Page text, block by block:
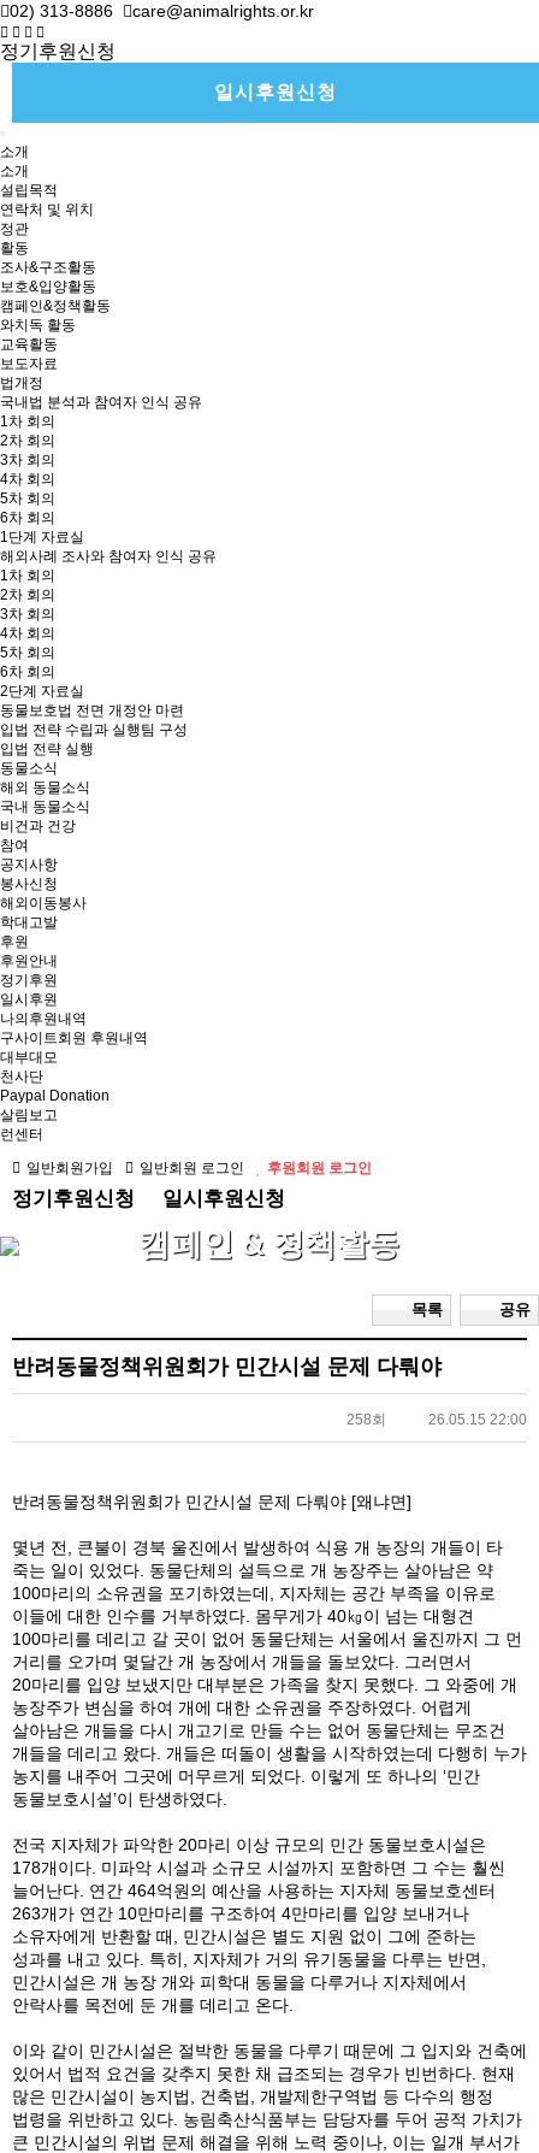
02) 313-8886 care@animalrights.or.kr
정기후원신청
일시후원신청
소개
소개
설립목적
연락처 및 위치
정관
활동
조사&구조활동
보호&입양활동
캠페인&정책활동
와치독 활동
교육활동
보도자료
법개정
국내법 분석과 참여자 인식 공유
1차 회의
2차 회의
3차 회의
4차 회의
5차 회의
6차 회의
1단계 자료실
해외사례 조사와 참여자 인식 공유
1차 회의
2차 회의
3차 회의
4차 회의
5차 회의
6차 회의
2단계 자료실
동물보호법 전면 개정안 마련
입법 전략 수립과 실행팀 구성
입법 전략 실행
동물소식
해외 동물소식
국내 동물소식
비건과 건강
참여
공지사항
봉사신청
해외이동봉사
학대고발
후원
후원안내
정기후원
일시후원
나의후원내역
구사이트회원 후원내역
대부대모
천사단
Paypal Donation
살림보고
런센터
일반회원가입
일반회원 로그인 후원회원 로그인
정기후원신청 일시후원신청
캠페인 & 정책활동
공유
목록
반려동물정책위원회가 민간시설 문제 다뤄야
258회 26.05.15 22:00
반려동물정책위원회가 민간시설 문제 다뤄야 [왜냐면]
몇년 전, 큰불이 경북 울진에서 발생하여 식용 개 농장의 개들이 타
죽는 일이 있었다. 동물단체의 설득으로 개 농장주는 살아남은 약
100마리의 소유권을 포기하였는데, 지자체는 공간 부족을 이유로
이들에 대한 인수를 거부하였다. 몸무게가 40㎏이 넘는 대형견
100마리를 데리고 갈 곳이 없어 동물단체는 서울에서 울진까지 그 먼
거리를 오가며 몇달간 개 농장에서 개들을 돌보았다. 그러면서
20마리를 입양 보냈지만 대부분은 가족을 찾지 못했다. 그 와중에 개
농장주가 변심을 하여 개에 대한 소유권을 주장하였다. 어렵게
살아남은 개들을 다시 개고기로 만들 수는 없어 동물단체는 무조건
개들을 데리고 왔다. 개들은 떠돌이 생활을 시작하였는데 다행히 누가
농지를 내주어 그곳에 머무르게 되었다. 이렇게 또 하나의 ‘민간
동물보호시설’이 탄생하였다.
전국 지자체가 파악한 20마리 이상 규모의 민간 동물보호시설은
178개이다. 미파악 시설과 소규모 시설까지 포함하면 그 수는 훨씬
늘어난다. 연간 464억원의 예산을 사용하는 지자체 동물보호센터
263개가 연간 10만마리를 구조하여 4만마리를 입양 보내거나
소유자에게 반환할 때, 민간시설은 별도 지원 없이 그에 준하는
성과를 내고 있다. 특히, 지자체가 거의 유기동물을 다루는 반면,
민간시설은 개 농장 개와 피학대 동물을 다루거나 지자체에서
안락사를 목전에 둔 개를 데리고 온다.
이와 같이 민간시설은 절박한 동물을 다루기 때문에 그 입지와 건축에
있어서 법적 요건을 갖추지 못한 채 급조되는 경우가 빈번하다. 현재
많은 민간시설이 농지법, 건축법, 개발제한구역법 등 다수의 행정
법령을 위반하고 있다. 농림축산식품부는 담당자를 두어 공적 가치가
큰 민간시설의 위법 문제 해결을 위해 노력 중이나, 이는 일개 부서가